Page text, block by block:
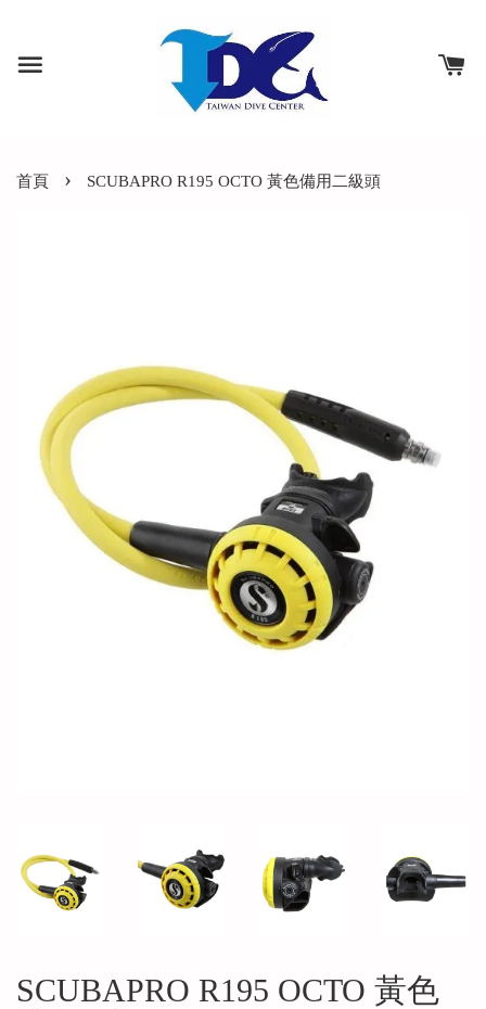
首頁 › SCUBAPRO R195 OCTO 黃色備用二級頭
SCUBAPRO R195 OCTO 黃色